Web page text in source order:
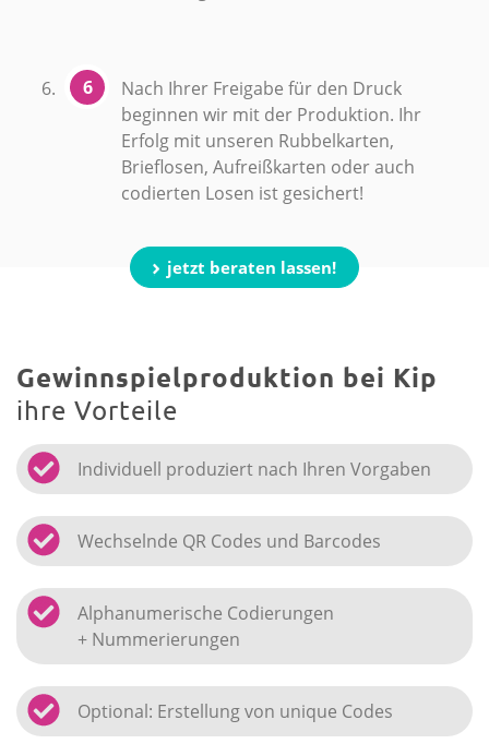
Nach Ihrer Freigabe für den Druck
beginnen wir mit der Produktion. Ihr
Erfolg mit unseren Rubbelkarten,
Brieflosen, Aufreißkarten oder auch
codierten Losen ist gesichert!
jetzt beraten lassen!
Gewinnspielproduktion bei Kip
ihre Vorteile
Individuell produziert nach Ihren Vorgaben
Wechselnde QR Codes und Barcodes
Alphanumerische Codierungen
+ Nummerierungen
Optional: Erstellung von unique Codes